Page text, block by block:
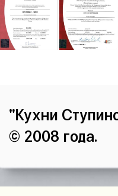
"Кухни
© 2008 года.